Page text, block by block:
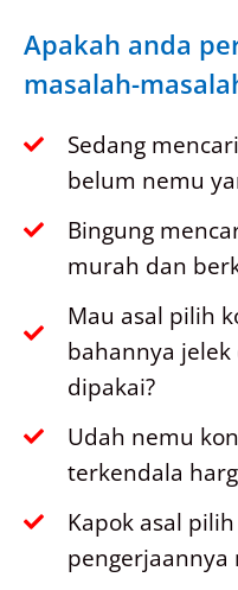
Apakah anda
masalah-
Sedang
belum nemu
Bingung
murah dan
Mau asal pilih
bahannya
dipakai?
Udah nemu
terkendala
Kapok asal
pengerjaannya